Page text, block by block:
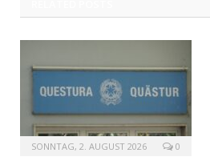
SONNTAG, 2. AUGUST 2026 0